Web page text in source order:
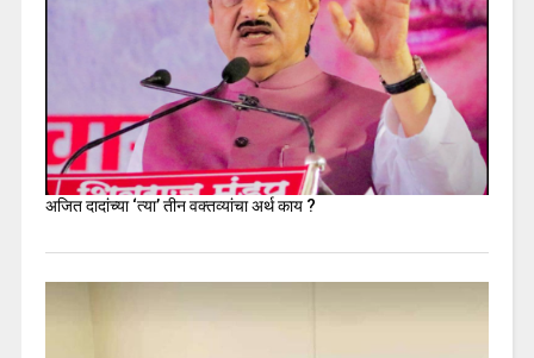
अजित दादांच्या ‘त्या’ तीन वक्तव्यांचा अर्थ काय ?